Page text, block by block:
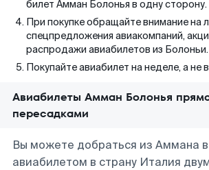
билет Амман Болонья в одну сторону.
При покупке обращайте внимание на
спецпредложения авиакомпаний,
распродажи авиабилетов из Болоньи.
Покупайте авиабилет на неделе, а не
Авиабилеты Амман Болонья
пересадками
Вы можете добраться из Аммана
авиабилетом в страну Италия